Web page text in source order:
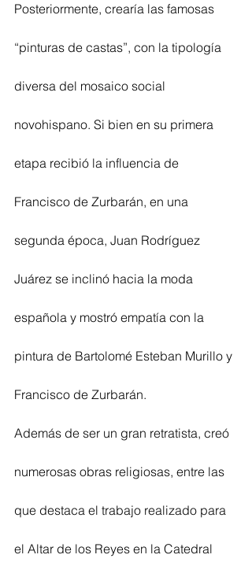
Posteriormente, crearía las famosas
“pinturas de castas”, con la tipología
diversa del mosaico social
novohispano. Si bien en su primera
etapa recibió la influencia de
Francisco de Zurbarán, en una
segunda época, Juan Rodríguez
Juárez se inclinó hacia la moda
española y mostró empatía con la
pintura de Bartolomé Esteban Murillo y
Francisco de Zurbarán.
Además de ser un gran retratista, creó
numerosas obras religiosas, entre las
que destaca el trabajo realizado para
el Altar de los Reyes en la Catedral